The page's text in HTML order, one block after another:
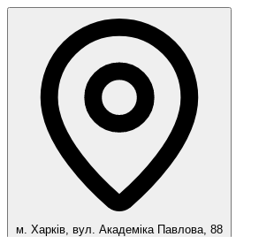
м. Харків, вул. Академіка Павлова, 88